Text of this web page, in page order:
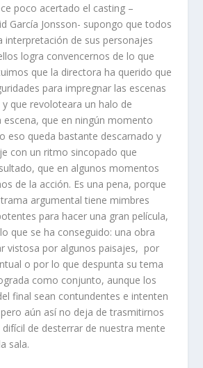
poco acertado el casting –
García Jonsson- supongo que todos
interpretación de sus personajes
logra convencernos de lo que
que la directora ha querido que
para impregnar las escenas
que revoloteara un halo de
escena, que en ningún momento
eso queda bastante descarnado y
con un ritmo sincopado que
que en algunos momentos
de la acción. Es una pena, porque
argumental tiene mimbres
para hacer una gran película,
que se ha conseguido: una obra
vistosa por algunos paisajes, por
o por lo que despunta su tema
como conjunto, aunque los
final sean contundentes e intenten
aún así no deja de trasmitirnos
de desterrar de nuestra mente
sala.